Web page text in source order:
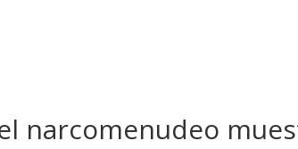
narcomenudeo